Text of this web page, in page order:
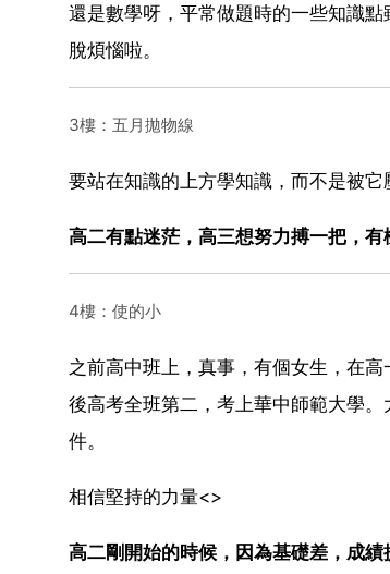
還是數學呀，平常做題時的一些知識
脫煩惱啦。
3樓：五月拋物線
要站在知識的上方學知識，而不是被
高二有點迷茫，高三想努力搏一把，有
4樓：使的小
之前高中班上，真事，有個女生，在
後高考全班第二，考上華中師範大學
件。
相信堅持的力量<>
高二剛開始的時候，因為基礎差，成